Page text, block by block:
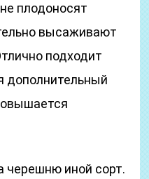
плодоносят
высаживают
подходит
дополнительный
черешню иной сорт.